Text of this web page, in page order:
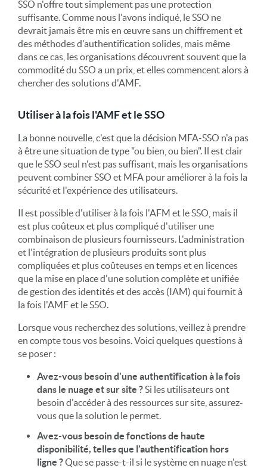
SSO n'offre tout simplement pas une protection
suffisante. Comme nous l'avons indiqué, le SSO ne
devrait jamais être mis en œuvre sans un chiffrement et
des méthodes d'authentification solides, mais même
dans ce cas, les organisations découvrent souvent que la
commodité du SSO a un prix, et elles commencent alors à
chercher des solutions d'AMF.
Utiliser à la fois l'AMF et le SSO
La bonne nouvelle, c'est que la décision MFA-SSO n'a pas
à être une situation de type "ou bien, ou bien". Il est clair
que le SSO seul n'est pas suffisant, mais les organisations
peuvent combiner SSO et MFA pour améliorer à la fois la
sécurité et l'expérience des utilisateurs.
Il est possible d'utiliser à la fois l'AFM et le SSO, mais il
est plus coûteux et plus compliqué d'utiliser une
combinaison de plusieurs fournisseurs. L'administration
et l'intégration de plusieurs produits sont plus
compliquées et plus coûteuses en temps et en licences
que la mise en place d'une solution complète et unifiée
de gestion des identités et des accès (IAM) qui fournit à
la fois l'AMF et le SSO.
Lorsque vous recherchez des solutions, veillez à prendre
en compte tous vos besoins. Voici quelques questions à
se poser :
Avez-vous besoin d'une authentification à la fois
dans le nuage et sur site ? Si les utilisateurs ont
besoin d'accéder à des ressources sur site, assurez-
vous que la solution le permet.
Avez-vous besoin de fonctions de haute
disponibilité, telles que l'authentification hors
ligne ?Que se passe-t-il si le système en nuage n'est